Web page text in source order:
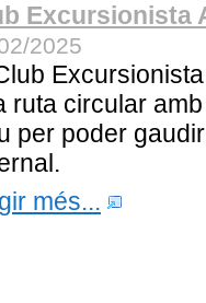
Excursionista
2025
ruta circular
per poder
més...